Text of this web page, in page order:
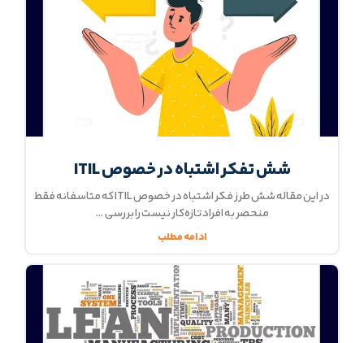
شش تفکر اشتباه در خصوص ITIL
در این مقاله شش طرز فکر اشتباه در خصوص ITIL که متاسفانه فقط
منحصر به افراد تازه‌کار نیست را بررسی
ادامه مطلب